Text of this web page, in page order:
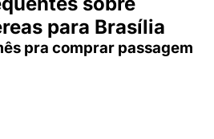
para Brasília
pra comprar passagem